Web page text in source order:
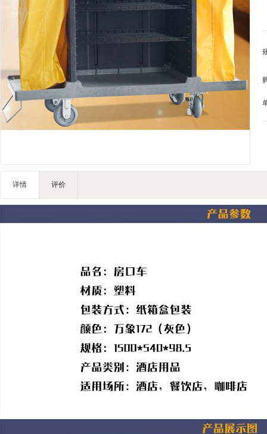
清洁设备
食品饮料
电器设备
IT智能
灯饰照明
家私家具
基础建材
装修设计
礼品团购
详情 评价